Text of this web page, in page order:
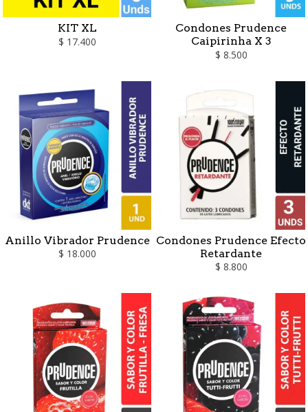
KIT XL
$ 17.400
Condones Prudence
Caipirinha X 3
$ 8.500
Anillo Vibrador Prudence
$ 18.000
Condones Prudence Efecto
Retardante
$ 8.800